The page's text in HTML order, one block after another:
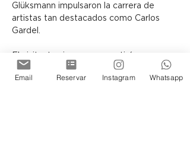
Glüksmann impulsaron la carrera de
artistas tan destacados como Carlos
Gardel.
transportado en el tiempo y
protagonista de la historia de los
Email Reservar Instagram Whatsapp